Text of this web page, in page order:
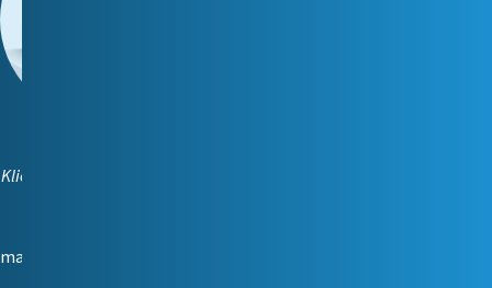
Kliendihaldur (vene keeles)
maria.korabljova@reiting.ee